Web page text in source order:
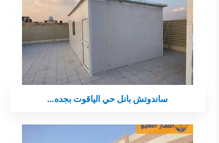
ساندوتش بانل حي الياقوت بجده…